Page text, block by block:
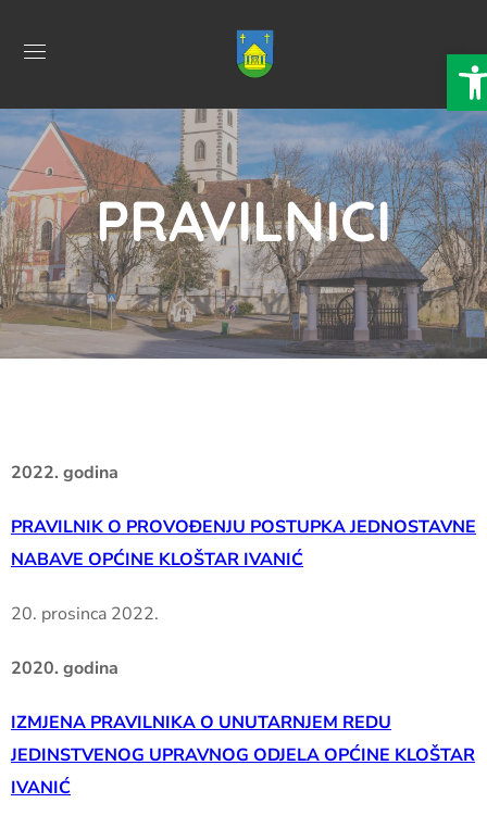
PRAVILNICI
2022. godina
PRAVILNIK O PROVOĐENJU POSTUPKA JEDNOSTAVNE
NABAVE OPĆINE KLOŠTAR IVANIĆ
20. prosinca 2022.
2020. godina
IZMJENA PRAVILNIKA O UNUTARNJEM REDU
JEDINSTVENOG UPRAVNOG ODJELA OPĆINE KLOŠTAR
IVANIĆ